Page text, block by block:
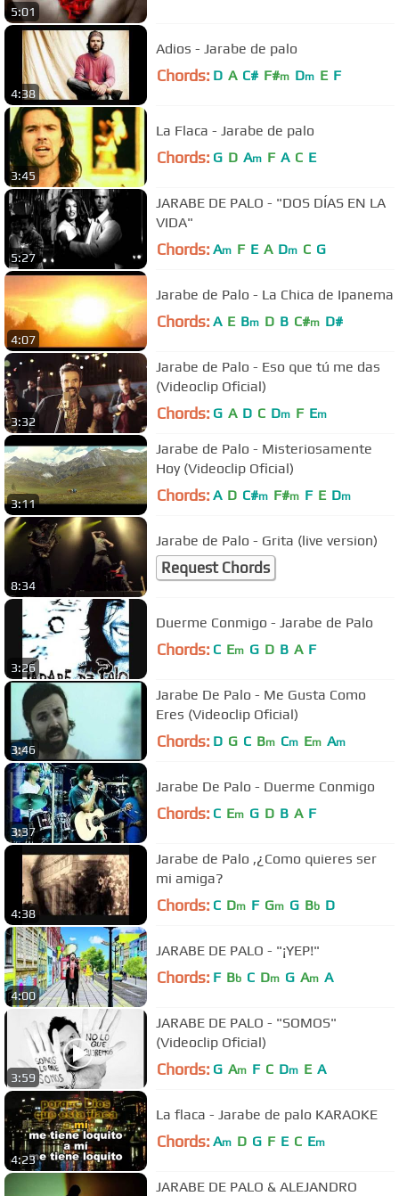
5:01
4:38
Adios - Jarabe de palo
Chords: D A C# F#m Dm E F
3:45
La Flaca - Jarabe de palo
Chords: G D Am F A C E
5:27
JARABE DE PALO - "DOS DÍAS EN LA
VIDA"
Chords: Am F E A Dm C G
4:07
Jarabe de Palo - La Chica de Ipanema
Chords: A E Bm D B C#m D#
3:32
Jarabe de Palo - Eso que tú me das
(Videoclip Oficial)
Chords: G A D C Dm F Em
3:11
Jarabe de Palo - Misteriosamente
Hoy (Videoclip Oficial)
Chords: A D C#m F#m F E Dm
8:34
Jarabe de Palo - Grita (live version)
Request Chords
3:26
Duerme Conmigo - Jarabe de Palo
Chords: C Em G D B A F
3:46
Jarabe De Palo - Me Gusta Como
Eres (Videoclip Oficial)
Chords: D G C Bm Cm Em Am
3:37
Jarabe De Palo - Duerme Conmigo
Chords: C Em G D B A F
4:38
Jarabe de Palo ,¿Como quieres ser
mi amiga?
Chords: C Dm F Gm G Bb D
4:00
JARABE DE PALO - "¡YEP!"
Chords: F Bb C Dm G Am A
3:59
JARABE DE PALO - "SOMOS"
(Videoclip Oficial)
Chords: G Am F C Dm E A
4:23
La flaca - Jarabe de palo KARAOKE
Chords: Am D G F E C Em
JARABE DE PALO & ALEJANDRO